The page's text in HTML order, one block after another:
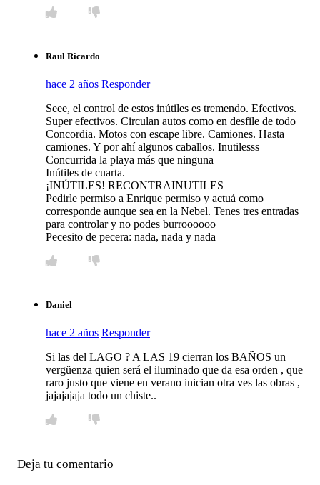
Raul Ricardo
hace 2 años Responder
Seee, el control de estos inútiles es tremendo. Efectivos.
Super efectivos. Circulan autos como en desfile de todo
Concordia. Motos con escape libre. Camiones. Hasta
camiones. Y por ahí algunos caballos. Inutilesss
Concurrida la playa más que ninguna
Inútiles de cuarta.
¡INÚTILES! RECONTRAINUTILES
Pedirle permiso a Enrique permiso y actuá como
corresponde aunque sea en la Nebel. Tenes tres entradas
para controlar y no podes burroooooo
Pecesito de pecera: nada, nada y nada
Daniel
hace 2 años Responder
Si las del LAGO ? A LAS 19 cierran los BAÑOS un
vergüenza quien será el iluminado que da esa orden , que
raro justo que viene en verano inician otra ves las obras ,
jajajajaja todo un chiste..
Deja tu comentario